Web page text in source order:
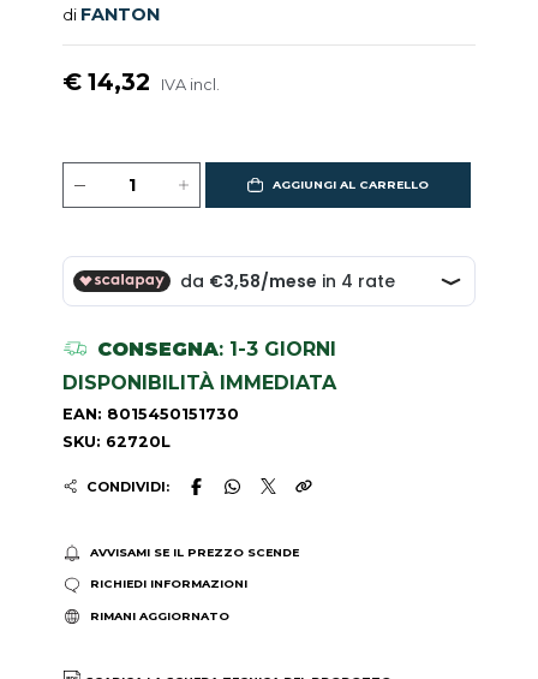
di FANTON
€ 14,32 IVA incl.
AGGIUNGI AL CARRELLO
CONSEGNA: 1-3 GIORNI
DISPONIBILITÀ IMMEDIATA
EAN: 8015450151730
SKU: 62720L
CONDIVIDI:
AVVISAMI SE IL PREZZO SCENDE
RICHIEDI INFORMAZIONI
RIMANI AGGIORNATO